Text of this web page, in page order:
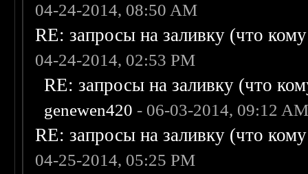
04-24-2014, 08:50 AM
RE: запросы на заливку (что
04-24-2014, 02:53 PM
RE: запросы на заливку (что
genewen420 - 06-03-2014, 09:12
RE: запросы на заливку (что
04-25-2014, 05:25 PM